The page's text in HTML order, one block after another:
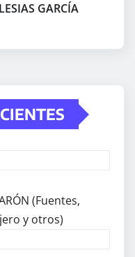
GARCÍA
(Fuentes,
y otros)